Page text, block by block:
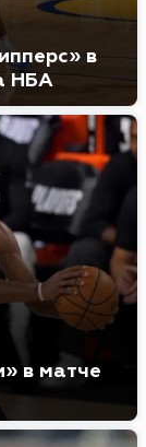
в
НБА
в матче